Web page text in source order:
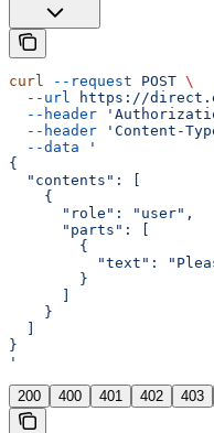
curl --request POST \
  --url
https://
  --header
  --header
'Content-
  --data
'
{
  "contents": [
    {
      "role": "user",
      "parts": [
        {
"text":
        }
    }
}
'
200 400 401 402 403